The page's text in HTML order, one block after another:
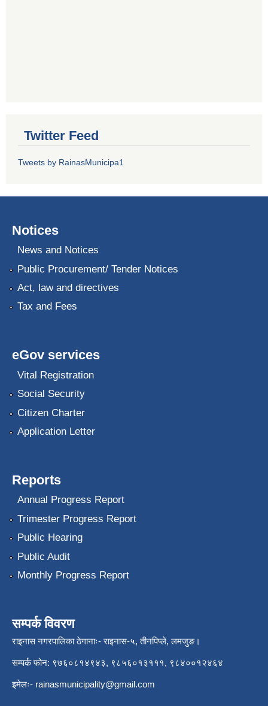
Twitter Feed
Tweets by RainasMunicipa1
Notices
News and Notices
Public Procurement/ Tender Notices
Act, law and directives
Tax and Fees
eGov services
Vital Registration
Social Security
Citizen Charter
Application Letter
Reports
Annual Progress Report
Trimester Progress Report
Public Hearing
Public Audit
Monthly Progress Report
सम्पर्क विवरण
राइनास नगरपालिका ठेगानाः- राइनास-५, तीनपिप्ले, लमजुङ।
सम्पर्क फोन: ९७६०८१४९४३, ९८५६०१३१११, ९८४००१२४६४
इमेलः- rainasmunicipality@gmail.com